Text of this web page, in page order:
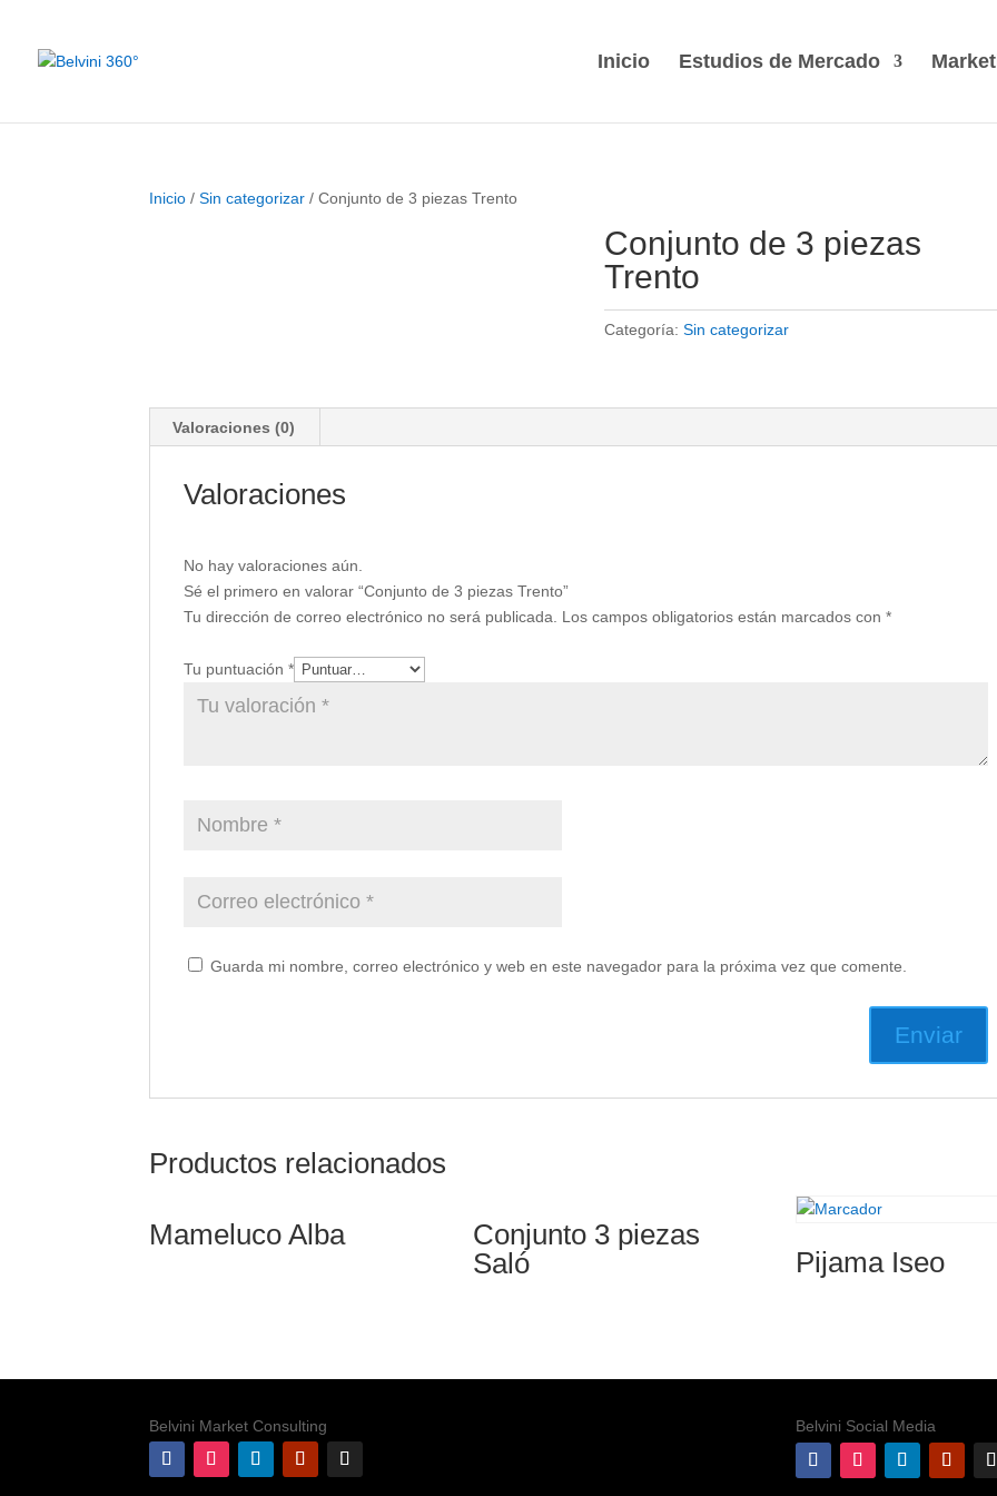
Inicio Estudios de Mercado
Inicio /Sin categorizar / Conjunto de 3 piezas Trento
Conjunto de 3 piezas
Trento
Categoría: Sin categorizar
Valoraciones (0)
Valoraciones
No hay valoraciones aún.
Sé el primero en valorar “Conjunto de 3 piezas Trento”
Tu dirección de correo electrónico no será publicada.
Los campos obligatorios están marcados con*
Tu puntuación*
Guarda mi nombre, correo electrónico y web en este navegador para la próxima vez que comente.
Productos relacionados
Mameluco Alba
Conjunto 3 piezas
Saló
Pijama Iseo
Belvini Market Consulting Belvini Social Media